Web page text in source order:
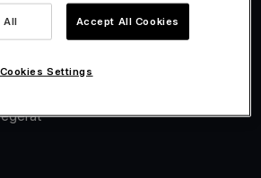
All Accept All Cookies
Cookies Settings